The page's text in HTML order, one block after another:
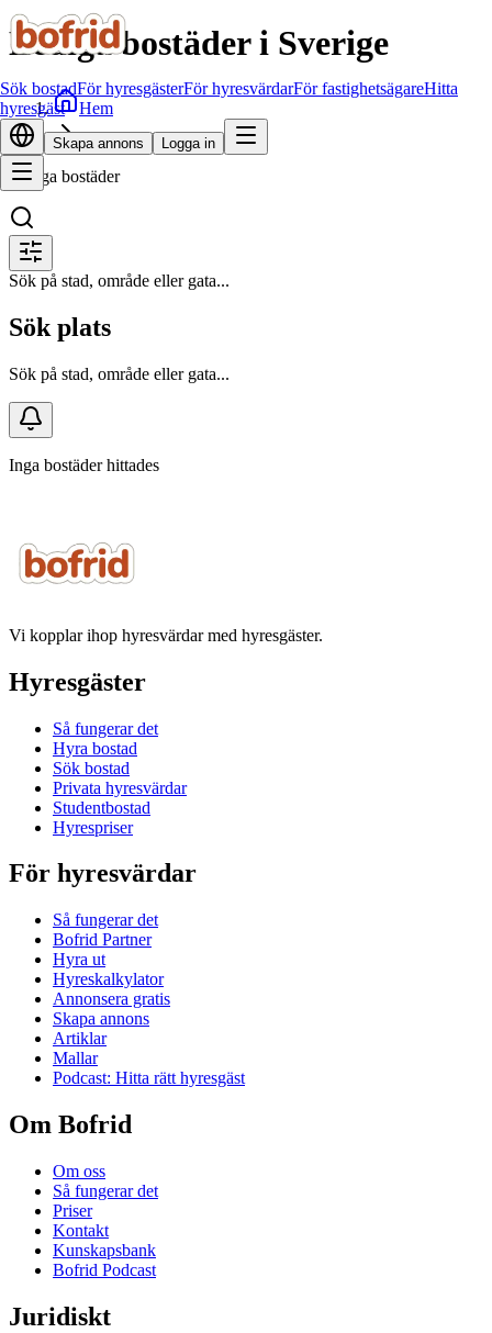
Sök bostadFör hyresgästerFör hyresvärdarFör fastighetsägareHitta
hyresgäst
Skapa annons Logga in
Lediga bostäder i Sverige
Hem
Sök bostad
Lediga bostäder
Sök på stad, område eller gata...
Sök plats
Sök på stad, område eller gata...
Inga bostäder hittades
Vi kopplar ihop hyresvärdar med hyresgäster.
Hyresgäster
Så fungerar det
Hyra bostad
Sök bostad
Privata hyresvärdar
Studentbostad
Hyrespriser
För hyresvärdar
Så fungerar det
Bofrid Partner
Hyra ut
Hyreskalkylator
Annonsera gratis
Skapa annons
Artiklar
Mallar
Podcast: Hitta rätt hyresgäst
Om Bofrid
Om oss
Så fungerar det
Priser
Kontakt
Kunskapsbank
Bofrid Podcast
Juridiskt